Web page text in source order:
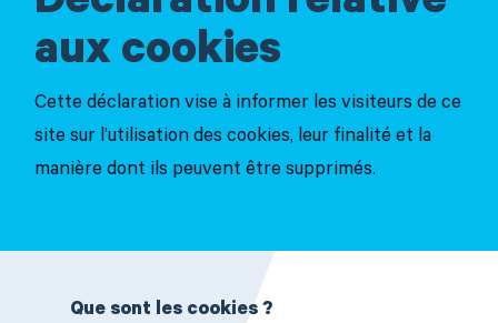
aux cookies
Cette déclaration vise à informer les visiteurs de ce
site sur l’utilisation des cookies, leur finalité et la
manière dont ils peuvent être supprimés.
Que sont les cookies ?